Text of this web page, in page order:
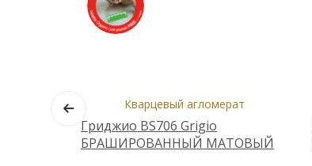
Кварцевый агломерат
Гриджио BS706 Grigio
БРАШИРОВАННЫЙ МАТОВЫЙ